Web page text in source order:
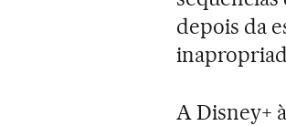
depois da
A Disney+